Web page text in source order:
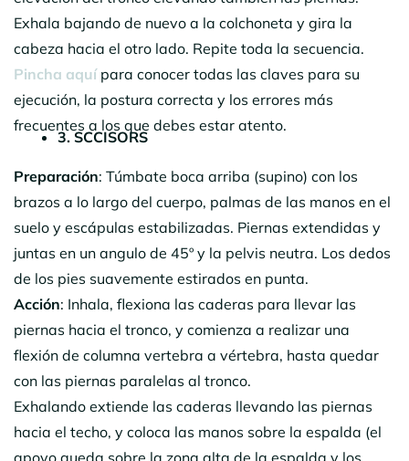
Exhala bajando de nuevo a la colchoneta y gira la
cabeza hacia el otro lado. Repite toda la secuencia.
Pincha aquípara conocer todas las claves para su
ejecución, la postura correcta y los errores más
frecuentes a los que debes estar atento.
3. SCCISORS
Preparación: Túmbate boca arriba (supino) con los
brazos a lo largo del cuerpo, palmas de las manos en el
suelo y escápulas estabilizadas. Piernas extendidas y
juntas en un angulo de 45º y la pelvis neutra. Los dedos
de los pies suavemente estirados en punta.
Acción: Inhala, flexiona las caderas para llevar las
piernas hacia el tronco, y comienza a realizar una
flexión de columna vertebra a vértebra, hasta quedar
con las piernas paralelas al tronco.
Exhalando extiende las caderas llevando las piernas
hacia el techo, y coloca las manos sobre la espalda (el
apoyo queda sobre la zona alta de la espalda y los